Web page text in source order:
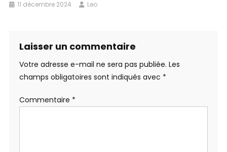
11 décembre 2024 Leo
Laisser un commentaire
Votre adresse e-mail ne sera pas publiée. Les
champs obligatoires sont indiqués avec *
Commentaire *